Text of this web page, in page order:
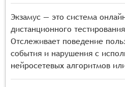
Экзамус — это система
дистанционного
Отслеживает поведение
события и нарушения с
нейросетевых алгоритмов